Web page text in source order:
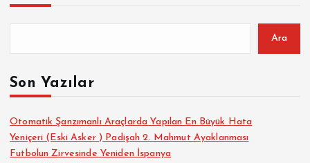
Ara
Son Yazılar
Otomatik Şanzımanlı Araçlarda Yapılan En Büyük Hata
Yeniçeri (Eski Asker ) Padişah 2. Mahmut Ayaklanması
Futbolun Zirvesinde Yeniden İspanya